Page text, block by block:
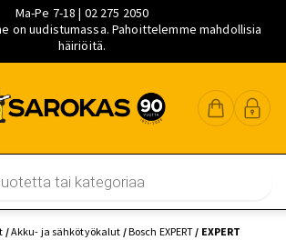
Ma-Pe 7-18 | 02 275 2050
on uudistumassa. Pahoittelemme mahdollisia
häiriöitä.
/Akku- ja sähkötyökalut /Bosch EXPERT / EXPERT